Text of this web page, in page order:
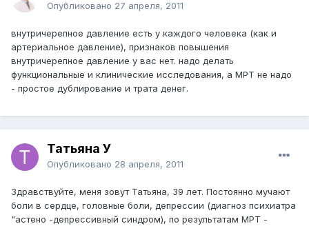
Опубликовано 27 апреля, 2011
внутричерепное давление есть у каждого человека (как и
артериальное давление), признаков повышения
внутричерепное давление у вас нет. надо делать
функциональные и клинические исследования, а МРТ не надо
- простое дублирование и трата денег.
Татьяна У
Опубликовано 28 апреля, 2011
Здравствуйте, меня зовут Татьяна, 39 лет. Постоянно мучают
боли в сердце, головные боли, депрессии (диагноз психиатра
"астено -депрессивный синдром), по результатам МРТ -